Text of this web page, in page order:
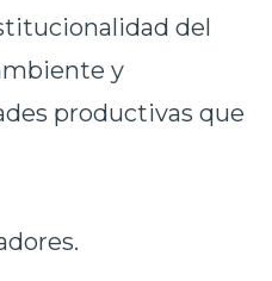
del
y
productivas que